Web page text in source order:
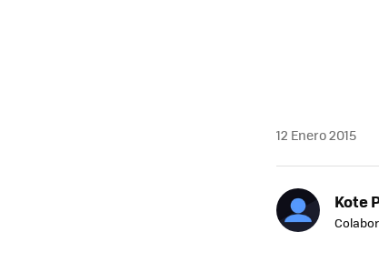
12 Enero 2015
Kote